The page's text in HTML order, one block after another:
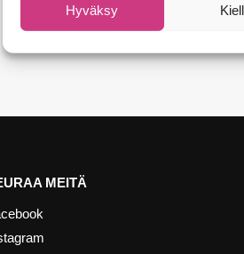
Hyväksy
MEITÄ